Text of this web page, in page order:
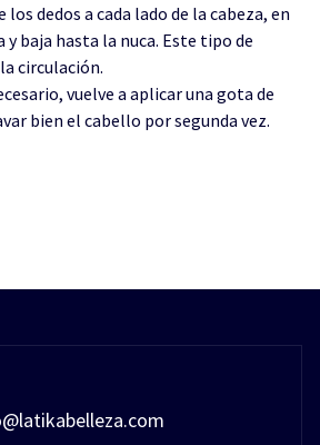
los dedos a cada lado de la cabeza, en
y baja hasta la nuca. Este tipo de
circulación.
vuelve a aplicar una gota de
bien el cabello por segunda vez.